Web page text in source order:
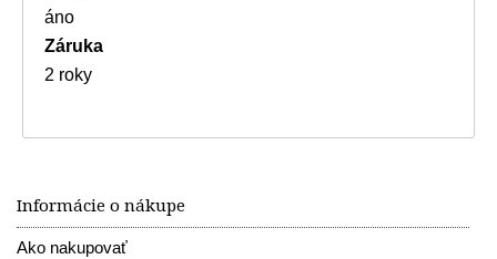
áno
Záruka
2 roky
Informácie o nákupe
Ako nakupovať